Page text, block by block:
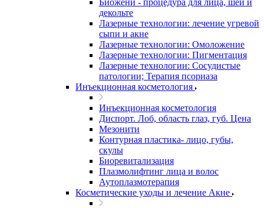
Биожени - процедура для лица, шеи и
декольте
Лазерные технологии: лечение угревой
сыпи и акне
Лазерные технологии: Омоложение
Лазерные технологии: Пигментация
Лазерные технологии: Сосудистые
патологии; Терапия псориаза
Инъекционная косметология
Инъекционная косметология
Диспорт. Лоб, область глаз, губ. Цена
Мезонити
Контурная пластика- лицо, губы,
скулы
Биоревитализация
Плазмолифтинг лица и волос
Аутоплазмотерапия
Косметические уходы и лечение Акне